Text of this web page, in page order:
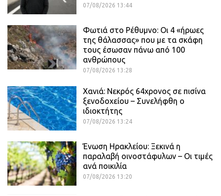
07/08/2026 13:44
Φωτιά στο Ρέθυμνο: Οι 4 «ήρωες
της θάλασσας» που με τα σκάφη
τους έσωσαν πάνω από 100
ανθρώπους
07/08/2026 13:28
Χανιά: Νεκρός 64χρονος σε πισίνα
ξενοδοχείου – Συνελήφθη ο
ιδιοκτήτης
07/08/2026 13:24
Ένωση Ηρακλείου: Ξεκινά η
παραλαβή οινοστάφυλων – Οι τιμές
ανά ποικιλία
07/08/2026 13:20